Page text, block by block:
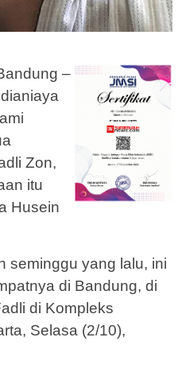
–
Zon,
itu
Husein
seminggu yang lalu, ini
di Bandung, di
di Kompleks
Selasa (2/10),